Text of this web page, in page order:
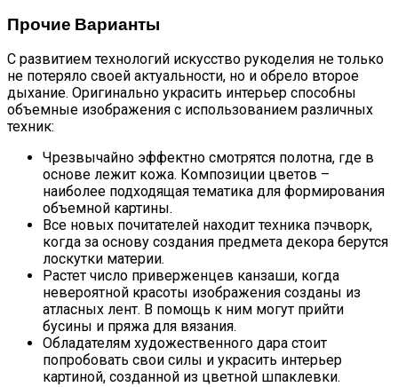
Прочие Варианты
С развитием технологий искусство рукоделия не только
не потеряло своей актуальности, но и обрело второе
дыхание. Оригинально украсить интерьер способны
объемные изображения с использованием различных
техник:
Чрезвычайно эффектно смотрятся полотна, где в
основе лежит кожа. Композиции цветов –
наиболее подходящая тематика для формирования
объемной картины.
Все новых почитателей находит техника пэчворк,
когда за основу создания предмета декора берутся
лоскутки материи.
Растет число приверженцев канзаши, когда
невероятной красоты изображения созданы из
атласных лент. В помощь к ним могут прийти
бусины и пряжа для вязания.
Обладателям художественного дара стоит
попробовать свои силы и украсить интерьер
картиной, созданной из цветной шпаклевки.